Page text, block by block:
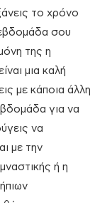
το χρόνο
σου
της η
μια καλή
με κάποια άλλη
για να
να
με την
ή η